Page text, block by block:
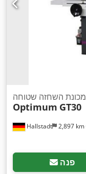
Hallstadt 2,897 km
מכונת השחזה שטוחה
Optimum GT30
פנה